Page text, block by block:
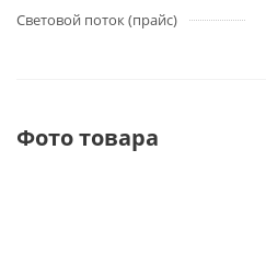
Световой поток (прайс)
Фото товара